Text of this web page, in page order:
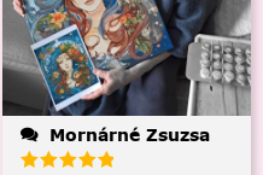
Mornárné Zsuzsa